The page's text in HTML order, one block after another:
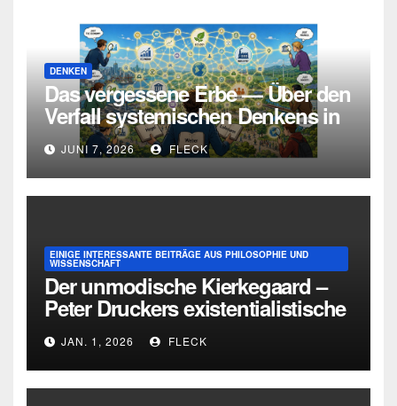
DENKEN
Das vergessene Erbe — Über den
Verfall systemischen Denkens in
Deutschland
JUNI 7, 2026 FLECK
EINIGE INTERESSANTE BEITRÄGE AUS PHILOSOPHIE UND
WISSENSCHAFT
Der unmodische Kierkegaard –
Peter Druckers existentialistische
Intervention von 1933
JAN. 1, 2026 FLECK